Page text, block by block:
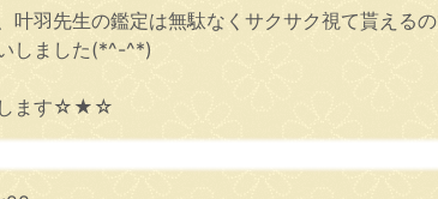
叶羽先生の鑑定は無駄なくサクサク視て貰える
しました(*^-^*)
します☆★☆